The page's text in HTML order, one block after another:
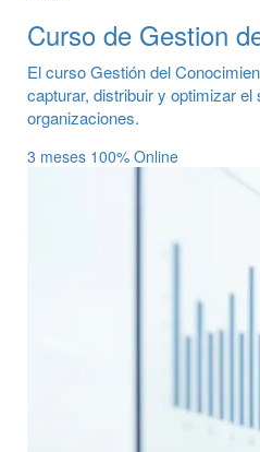
Curso de Gestion
El curso Gestión del
capturar, distribuir y optimizar el
organizaciones.
3 meses 100% Online